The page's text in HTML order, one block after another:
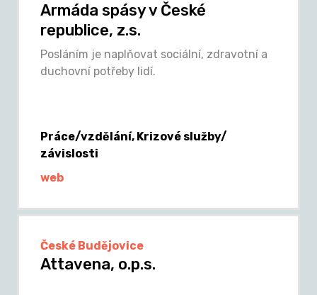
Armáda spásy v České
republice, z.s.
Posláním je naplňovat sociální, zdravotní a
duchovní potřeby lidí.
Práce/vzdělání, Krizové služby/
závislosti
web
České Budějovice
Attavena, o.p.s.